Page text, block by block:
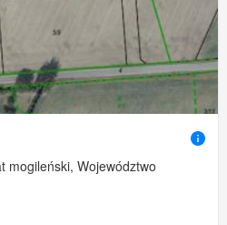
mogileński, Województwo